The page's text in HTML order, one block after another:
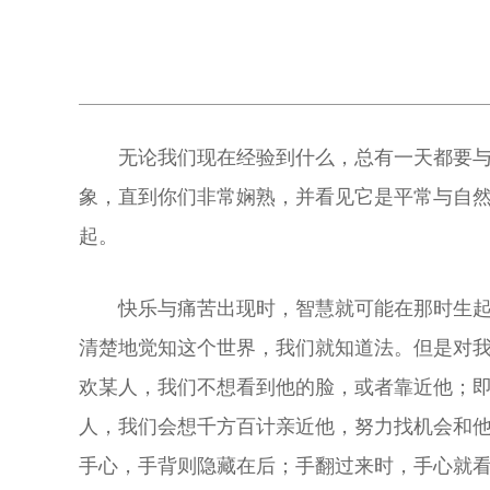
无论我们现在经验到什么，总有一天都要
象，直到你们非常娴熟，并看见它是平常与自
起。
快乐与痛苦出现时，智慧就可能在那时生
清楚地觉知这个世界，我们就知道法。但是对
欢某人，我们不想看到他的脸，或者靠近他；
人，我们会想千方百计亲近他，努力找机会和
手心，手背则隐藏在后；手翻过来时，手心就